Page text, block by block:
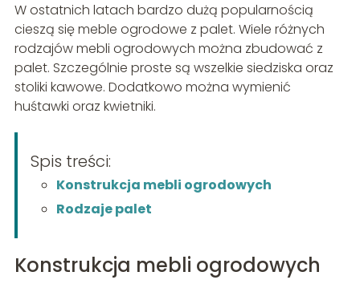
W ostatnich latach bardzo dużą popularnością
cieszą się meble ogrodowe z palet. Wiele różnych
rodzajów mebli ogrodowych można zbudować z
palet. Szczególnie proste są wszelkie siedziska oraz
stoliki kawowe. Dodatkowo można wymienić
huśtawki oraz kwietniki.
Spis treści:
Konstrukcja mebli ogrodowych
Rodzaje palet
Konstrukcja mebli ogrodowych